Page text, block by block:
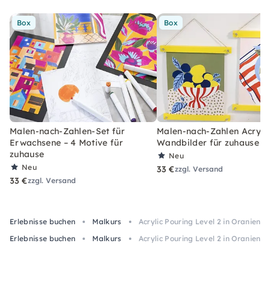
Box
Malen-nach-Zahlen-Set für
Erwachsene – 4 Motive für
zuhause
Neu
33 €zzgl. Versand
Box
Malen-nach-Zahlen Acryl-
Wandbilder für zuhause
Neu
33 €zzgl. Versand
Erlebnisse buchen Malkurs
Acrylic Pouring Level 2 in
Erlebnisse buchen
Malkurs Acrylic Pouring Level 2 in